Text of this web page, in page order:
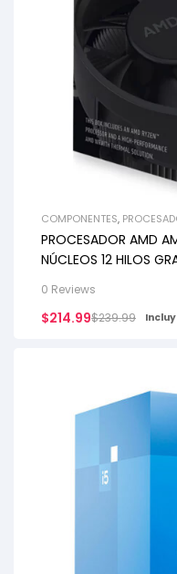
COMPONENTES,
PROCESADOR AMD
NÚCLEOS 12 HILOS
0 Reviews
$239.99
$214.99